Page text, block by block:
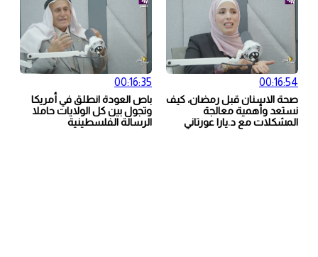
00:16:54
صحة الاسنان قبل رمضان، كيف
نستعد وأهمية معالجة
المشكلات مع د.يارا عورتاني
00:16:35
باص العودة انطلق في أمريكا
وتجول بين كل الولايات حاملا
الرسالة الفلسطينية